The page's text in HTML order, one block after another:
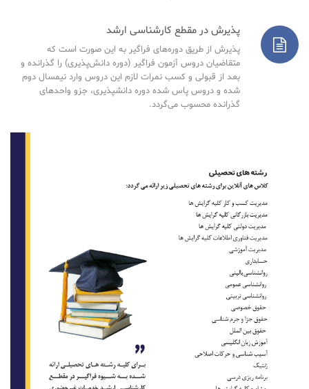
پذیرش در مقطع کارشناسی ارشد
پذیرش از طریق دوره‌های فراگیر به این صورت است که
متقاضیان دروس آزمون فراگیر (دوره دانش‌پذیری) را گذرانده و
بعد از قبولی و کسب نمرات لازم این دروس وارد نیمسال دوم
شده و دروس پاس شده دوره دانشپذیری، جزو واحدهای
گذرانده محسوب می‌گردد.